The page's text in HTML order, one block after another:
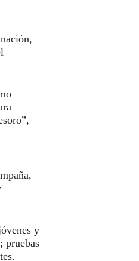
y
pruebas